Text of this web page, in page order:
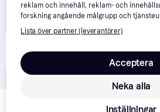
samarbeta med PriceRunner.
reklam och innehåll, reklam- och
forskning angående målgrupp och
Lista över partner (leverantörer)
Neka alla
Acceptera
Inställningar